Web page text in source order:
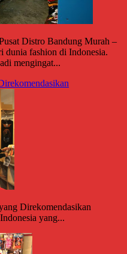
Distro Bandung Murah –
dunia fashion di Indonesia.
mengingat...
Direkomendasikan
yang...